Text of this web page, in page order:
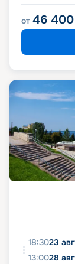
от 46 400
18:3023
13:0028